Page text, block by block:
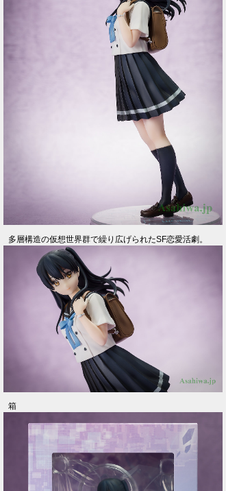
多層構造の仮想世界群で繰り広げられたSF恋愛活劇。
箱